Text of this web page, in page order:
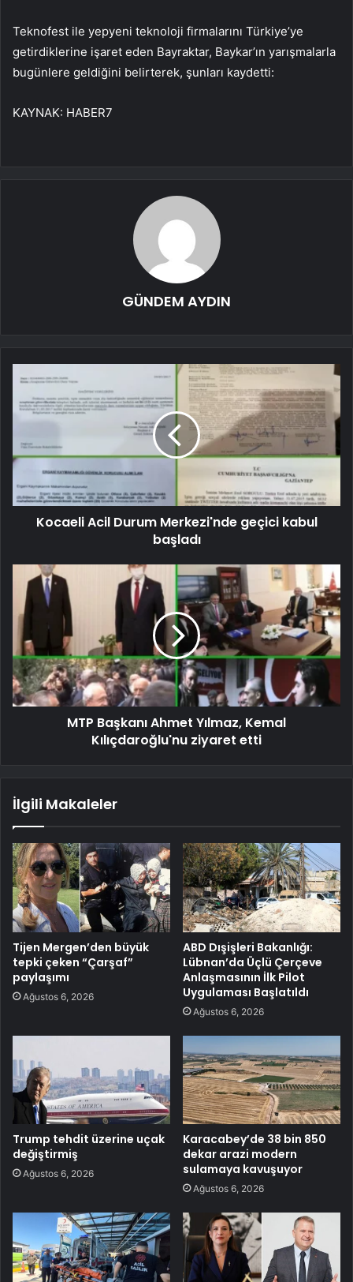
Teknofest ile yepyeni teknoloji firmalarını Türkiye’ye
getirdiklerine işaret eden Bayraktar, Baykar’ın yarışmalarla
bugünlere geldiğini belirterek, şunları kaydetti:
KAYNAK: HABER7
GÜNDEM AYDIN
Kocaeli Acil Durum Merkezi'nde geçici kabul
başladı
MTP Başkanı Ahmet Yılmaz, Kemal
Kılıçdaroğlu'nu ziyaret etti
İlgili Makaleler
Tijen Mergen’den büyük
tepki çeken “Çarşaf”
paylaşımı
Ağustos 6, 2026
ABD Dışişleri Bakanlığı:
Lübnan’da Üçlü Çerçeve
Anlaşmasının İlk Pilot
Uygulaması Başlatıldı
Ağustos 6, 2026
Trump tehdit üzerine uçak
değiştirmiş
Ağustos 6, 2026
Karacabey’de 38 bin 850
dekar arazi modern
sulamaya kavuşuyor
Ağustos 6, 2026